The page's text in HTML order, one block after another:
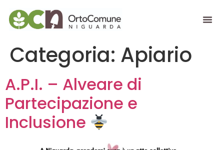
Categoria: Apiario
A.P.I. – Alveare di
Partecipazione e
Inclusione